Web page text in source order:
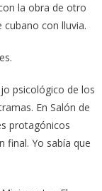
la obra de otro
con lluvia.
psicológico de los
En Salón de
protagónicos
final. Yo sabía que